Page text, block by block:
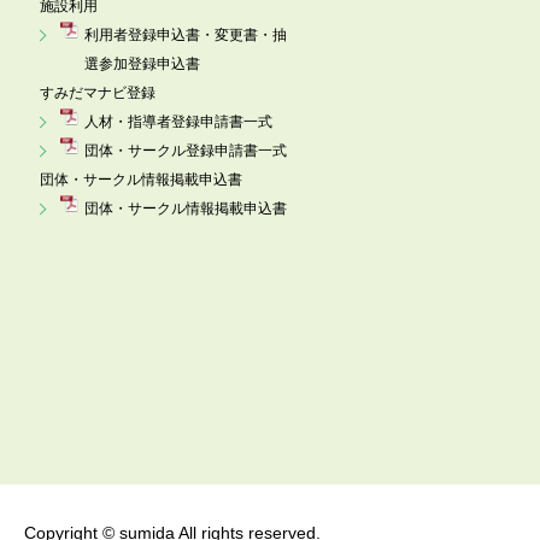
施設利用
利用者登録申込書・変更書・抽
選参加登録申込書
すみだマナビ登録
人材・指導者登録申請書一式
団体・サークル登録申請書一式
団体・サークル情報掲載申込書
団体・サークル情報掲載申込書
Copyright © sumida All rights reserved.